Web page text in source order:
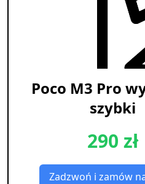
Poco M3 Pro
szybki
290 zł
Zadzwoń i zamów